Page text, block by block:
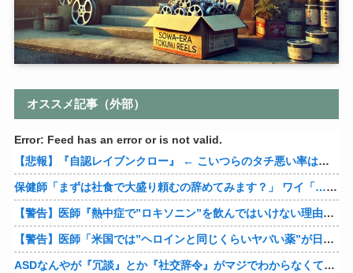
オススメ記事（外部）
Error: Feed has an error or is not valid.
【悲報】『自認レイブンクロー』 ← こいつらのタチ悪い率は異常
保健師「まずは社食で大盛り頼むの辞めてみます？」 ワイ「…食っちゃいけないものを売ってるのか？」
【警告】医師『熱中症で”ロキソニン”を飲んではいけない理由がこれ』
【警告】医師「米国では”ヘロインと同じくらいヤバい薬”が日本では平気で処方されてる」
ASDなんやが『冗談』とか『社交辞令』がマジでわからなくて怖い